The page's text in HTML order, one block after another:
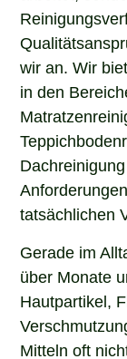
wir an. Wir
in den
tatsächlichen
Gerade im
über Monate
Hautpartikel,
Mitteln oft